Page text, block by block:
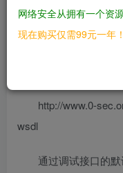
致远OA A8
http://www.0-
wsdl
通过调试接口的
网络安全从拥有一个资
现在购买仅需99元一年